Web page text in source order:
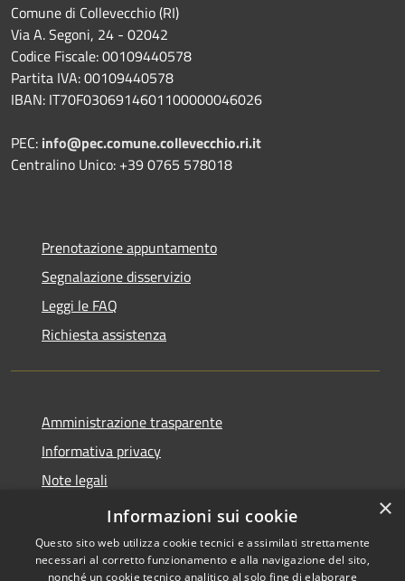
Comune di Collevecchio (RI)
Via A. Segoni, 24 - 02042
Codice Fiscale: 00109440578
Partita IVA: 00109440578
IBAN: IT70F0306914601100000046026
PEC: info@pec.comune.collevecchio.ri.it
Centralino Unico: +39 0765 578018
Prenotazione appuntamento
Segnalazione disservizio
Leggi le FAQ
Richiesta assistenza
Amministrazione trasparente
Informativa privacy
Note legali
Dichiarazione di accessibilità
×
Informazioni sui cookie
Questo sito web utilizza cookie tecnici e assimilati strettamente
necessari al corretto funzionamento e alla navigazione del sito,
nonché un cookie tecnico analitico al solo fine di elaborare